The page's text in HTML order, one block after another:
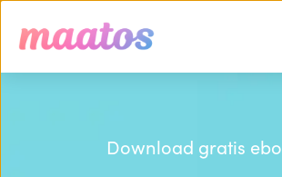
Download gratis